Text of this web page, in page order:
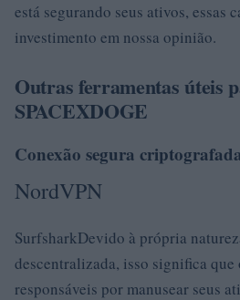
está segurando seus ativos, essas
investimento em nossa opinião.
Outras ferramentas úteis
SPACEXDOGE
Conexão segura
NordVPN
SurfsharkDevido à própria
descentralizada, isso significa que
responsáveis ​​por manusear seus